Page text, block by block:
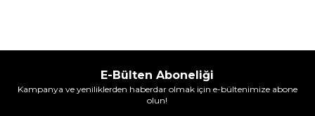
E-Bülten Aboneliği
Kampanya ve yeniliklerden haberdar olmak için e-bültenimize abone
olun!